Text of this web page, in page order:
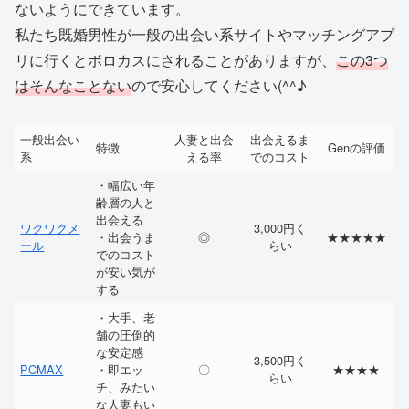
ないようにできています。
私たち既婚男性が一般の出会い系サイトやマッチングアプ
リに行くとボロカスにされることがありますが、 この3つ
はそんなことないので安心してください(^^♪
一般出会い
系
特徴
人妻と出会
える率
出会えるま
でのコスト
Genの評価
ワクワクメ
ール
・幅広い年
齢層の人と
出会える
・出会うま
でのコスト
が安い気が
する
◎
3,000円く
らい
★★★★★
PCMAX
・大手、老
舗の圧倒的
な安定感
・即エッ
チ、みたい
な人妻もい
〇
3,500円く
らい
★★★★